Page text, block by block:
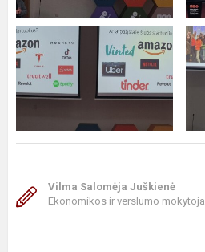
Vilma Salomėja Juškienė
Ekonomikos ir verslumo mokytoja